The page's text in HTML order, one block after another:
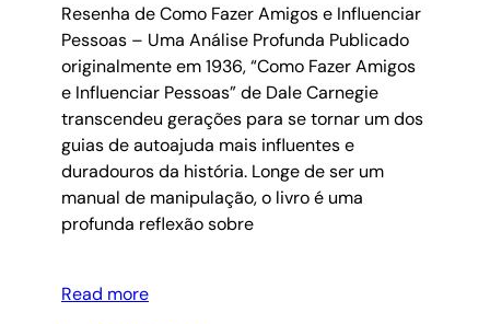
Resenha de Como Fazer Amigos e Influenciar
Pessoas – Uma Análise Profunda Publicado
originalmente em 1936, “Como Fazer Amigos
e Influenciar Pessoas” de Dale Carnegie
transcendeu gerações para se tornar um dos
guias de autoajuda mais influentes e
duradouros da história. Longe de ser um
manual de manipulação, o livro é uma
profunda reflexão sobre
Read more